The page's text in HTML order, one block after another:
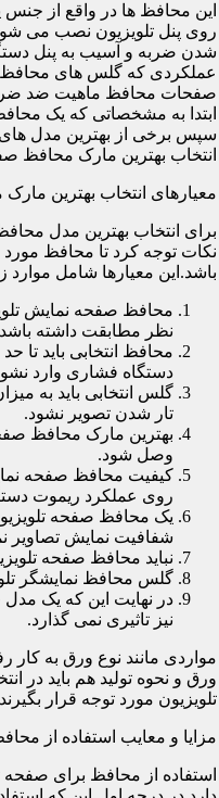
این محافظ ها در واقع از
روی پنل تلویزیون نصب می
شدن ضربه و آسیب به پنل
عملکردی که گلس های محافظ
صفحات محافظ ماهیت ضد
ابتدا به مشخصاتی که یک
سپس برخی از بهترین مدل های
انتخاب بهترین مارک محافظ
معیارهای انتخاب بهترین
برای انتخاب بهترین مدل
نکات توجه کرد تا محافظ مورد
باشد.این معیارها شامل موارد
محافظ صفحه نمایش
نظر مطابقت داشته
محافظ انتخابی باید تا
دستگاه فشاری وارد
گلس انتخابی باید به
تار شدن تصویر نشود.
بهترین مارک محافظ
وصل شود.
کیفیت محافظ صفحه
روی عملکرد ریموت
یک محافظ صفحه
شفافیت نمایش تصاویر
نباید محافظ صفحه
گلس محافظ نمایشگر
در نهایت این که یک
نیز تاثیری نمی گذارد.
مواردی مانند نوع ورق به کار
ورق و نحوه تولید هم باید در
تلویزیون مورد توجه قرار
مزایا و معایب استفاده از
استفاده از محافظ برای صفحه